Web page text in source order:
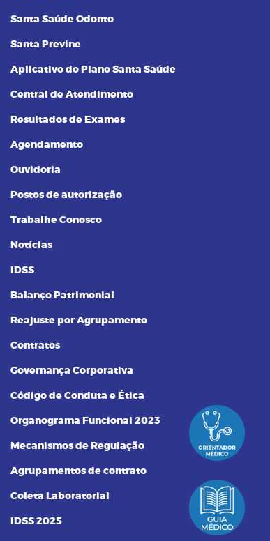
Santa Saúde Odonto
Santa Previne
Aplicativo do Plano Santa Saúde
Central de Atendimento
Resultados de Exames
Agendamento
Ouvidoria
Postos de autorização
Trabalhe Conosco
Notícias
IDSS
Balanço Patrimonial
Reajuste por Agrupamento
Contratos
Governança Corporativa
Código de Conduta e Ética
Organograma Funcional 2023
Mecanismos de Regulação
Agrupamentos de contrato
Coleta Laboratorial
IDSS 2025